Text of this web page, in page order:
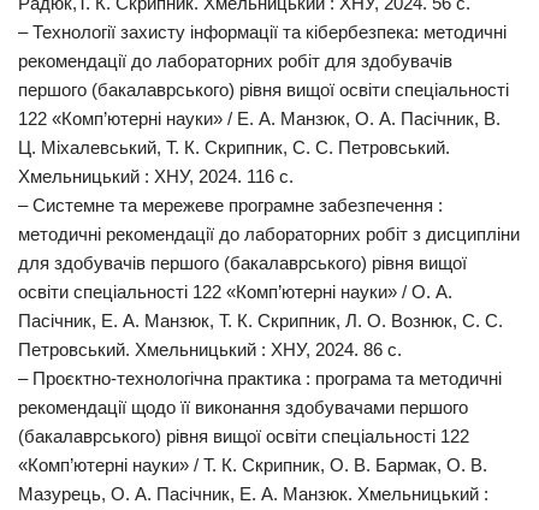
‒ Технології захисту інформації та кібербезпека: методичні
рекомендації до лабораторних робіт для здобувачів
першого (бакалаврського) рівня вищої освіти спеціальності
122 «Комп’ютерні науки» / Е. А. Манзюк, О. А. Пасічник, В.
Ц. Міхалевський, Т. К. Скрипник, С. С. Петровський.
Хмельницький : ХНУ, 2024. 116 c.
‒ Системне та мережеве програмне забезпечення :
методичні рекомендації до лабораторних робіт з дисципліни
для здобувачів першого (бакалаврського) рівня вищої
освіти спеціальності 122 «Комп’ютерні науки» / О. А.
Пасічник, Е. А. Манзюк, Т. К. Скрипник, Л. О. Вознюк, С. С.
Петровський. Хмельницький : ХНУ, 2024. 86 с.
‒ Проєктно-технологічна практика : програма та методичні
рекомендації щодо її виконання здобувачами першого
(бакалаврського) рівня вищої освіти спеціальності 122
«Комп’ютерні науки» / Т. К. Скрипник, О. В. Бармак, О. В.
Мазурець, О. А. Пасічник, Е. А. Манзюк. Хмельницький :